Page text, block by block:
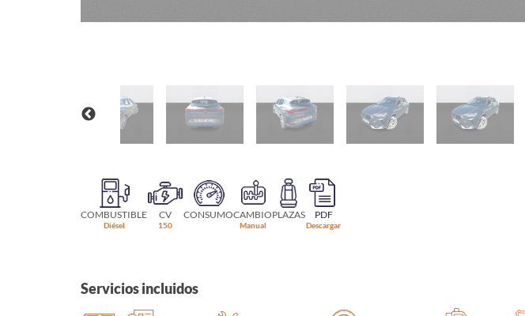
COMBUSTIBLE
Diésel
CV
150
CONSUMOCAMBIO
Manual
PLAZAS PDF
Descargar
Servicios incluidos